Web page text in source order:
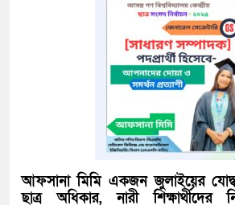
আফসানা মিমি একজন জুলাইয়ের
ছাত্র অধিকার, নারী শিক্ষার্থীদের